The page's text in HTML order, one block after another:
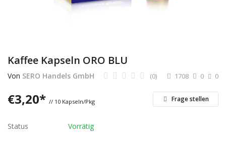
Wunschliste
Kontakt
Kaffee Kapseln ORO BLU
Von SERO Handels GmbH 0
(0) 0
1708
€3,20* // 10 Kapseln/Pkg Frage stellen
Status Vorrätig